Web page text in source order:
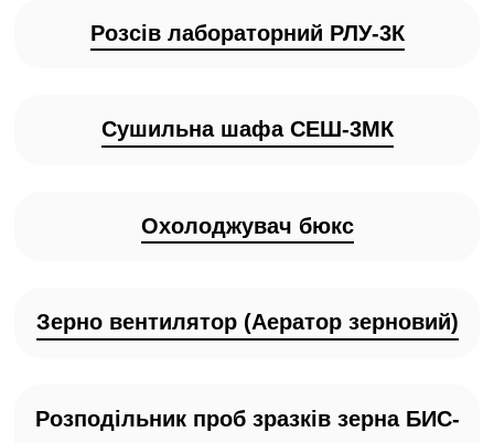
Розсів лабораторний РЛУ-3К
Сушильна шафа СЕШ-3МК
Охолоджувач бюкс
Зерно вентилятор (Аератор зерновий)
Розподільник проб зразків зерна БИС-